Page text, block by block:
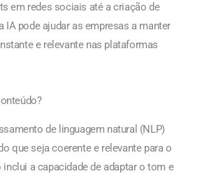
em redes sociais até a criação de
IA pode ajudar as empresas a manter
e relevante nas plataformas
de linguagem natural (NLP)
que seja coerente e relevante para o
a capacidade de adaptar o tom e